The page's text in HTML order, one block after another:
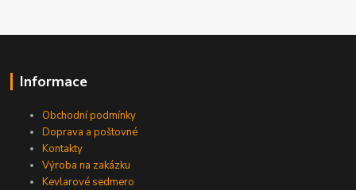
Informace
Obchodní podmínky
Doprava a poštovné
Kontakty
Výroba na zakázku
Kevlarové sedmero